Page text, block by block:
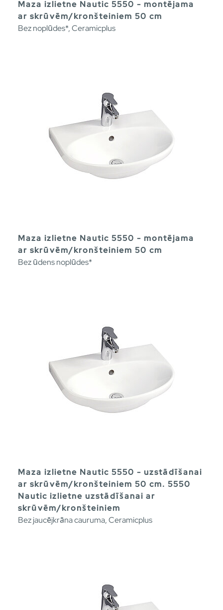
Maza izlietne Nautic 5550 - montējama
ar skrūvēm/kronšteiniem 50 cm
Bez noplūdes*, Ceramicplus
Maza izlietne Nautic 5550 - montējama
ar skrūvēm/kronšteiniem 50 cm
Bez ūdens noplūdes*
Maza izlietne Nautic 5550 - uzstādīšanai
ar skrūvēm/kronšteiniem 50 cm. 5550
Nautic izlietne uzstādīšanai ar
skrūvēm/kronšteiniem
Bez jaucējkrāna cauruma, Ceramicplus